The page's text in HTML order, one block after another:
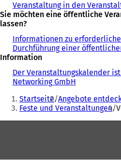
Veranstaltung in den
Sie möchten eine öffentliche
lassen?
Informationen zu
Durchführung einer
Information
Der Veranstaltungskalender
Networking GmbH
Sie
befinden
sich
Startseite Angebote
Feste und Veranstaltungen